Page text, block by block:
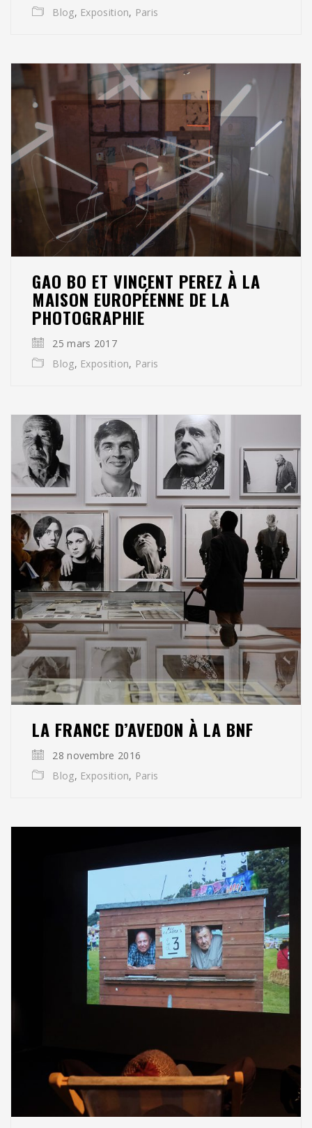
Blog, Exposition, Paris
GAO BO ET VINCENT PEREZ À LA
MAISON EUROPÉENNE DE LA
PHOTOGRAPHIE
25 mars 2017
Blog, Exposition, Paris
LA FRANCE D’AVEDON À LA BNF
28 novembre 2016
Blog, Exposition, Paris